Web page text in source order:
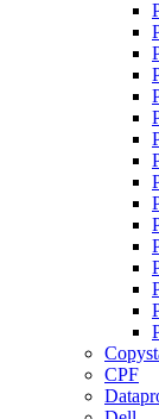
CPF